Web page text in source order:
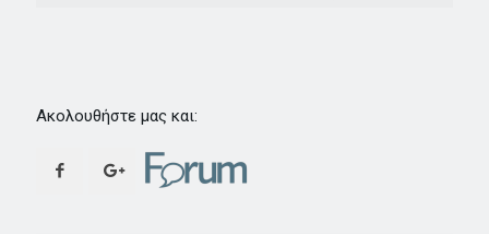
Ακολουθήστε μας και: